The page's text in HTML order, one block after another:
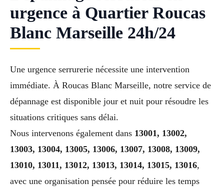
urgence à Quartier Roucas
Blanc Marseille 24h/24
Une urgence serrurerie nécessite une intervention
immédiate. À Roucas Blanc Marseille, notre service de
dépannage est disponible jour et nuit pour résoudre les
situations critiques sans délai.
Nous intervenons également dans 13001, 13002,
13003, 13004, 13005, 13006, 13007, 13008, 13009,
13010, 13011, 13012, 13013, 13014, 13015, 13016,
avec une organisation pensée pour réduire les temps